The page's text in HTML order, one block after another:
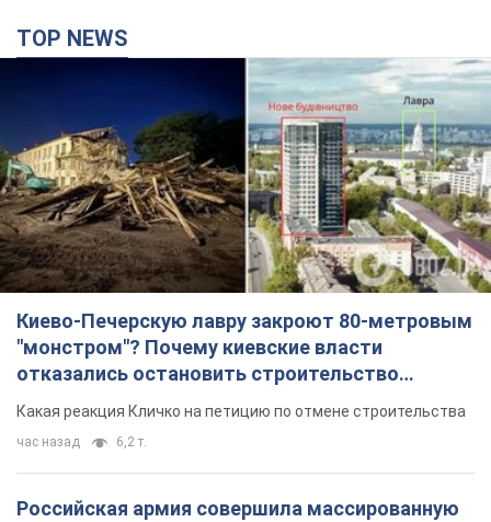
TOP NEWS
Киево-Печерскую лавру закроют 80-метровым
"монстром"? Почему киевские власти
отказались остановить строительство
небоскреба "московского верующего"
Какая реакция Кличко на петицию по отмене строительства
час назад 6,2 т.
Российская армия совершила массированную